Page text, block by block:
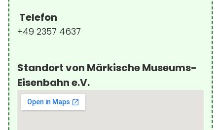
Telefon
+49 2357 4637
Standort von Märkische Museums-
Eisenbahn e.V.